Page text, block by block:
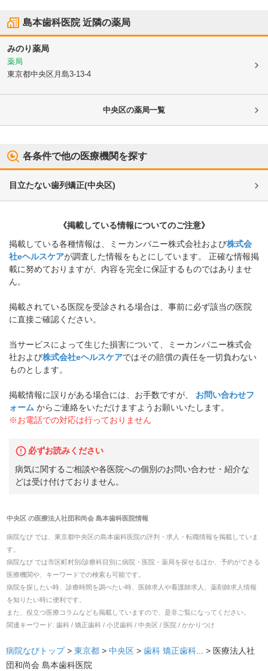
島本歯科医院近隣の薬局
みのり薬局
薬局
東京都中央区 月島3-13-4
中央区の薬局一覧
各条件で他の医療機関を探す
目立たない歯列矯正(中央区)
《掲載している情報についてのご注意》
掲載している各種情報は、ミーカンパニー株式会社および株式会
社eヘルスケアが調査した情報をもとにしています。 正確な情報掲
載に努めておりますが、内容を完全に保証するものではありませ
ん。
掲載されている医院を受診される場合は、事前に必ず該当の医院
に直接ご確認ください。
当サービスによって生じた損害について、ミーカンパニー株式会
社および株式会社eヘルスケアではその賠償の責任を一切負わない
ものとします。
掲載情報に誤りがある場合には、お手数ですが、
お問い合わせフ
ォーム からご連絡をいただけますようお願いいたします。
※お電話での対応は行っておりません
必ずお読みください
病気に関するご相談や各医院への個別のお問い合わせ・紹介な
どは受け付けておりません。
中央区の医療法人社団和尚会 島本歯科医院情報
病院なび では、 東京都中央区の島本歯科医院の評判・求人・転職情報を掲載していま
す。
病院なび では市区町村別/診療科目別に病院・医院・薬局を探せるほか、予約ができる
医療機関や、キーワードでの検索も可能です。
病院を探したい時、診療時間を調べたい時、医師求人や看護師求人、薬剤師求人情報
を知りたい時に便利です。
また、役立つ医療コラムなども掲載していますので、是非ご覧になってください。
関連キーワード: 歯科 / 矯正歯科 / 小児歯科 / 中央区 / 医院 / かかりつけ
病院なびトップ > 東京都 > 中央区 > 歯科 矯正歯科... > 医療法人社
団和尚会 島本歯科医院